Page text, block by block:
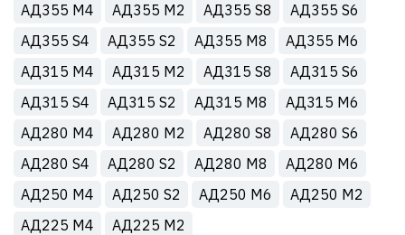
АД355 М4 АД355 М2 АД355 S8
АД355 S6
АД355 S4
АД355 S2 АД355 M8
АД355 M6
АД315 М4
АД315 М2 АД315 S8
АД315 S6
АД315 S4
АД315 S2 АД315 M8
АД315 M6
АД280 М4
АД280 М2 АД280 S8
АД280 S6
АД280 S4
АД280 S2 АД280 M8
АД280 M6
АД250 М4
АД250 S2 АД250 M6
АД250 M2
АД225 М4
АД225 M2